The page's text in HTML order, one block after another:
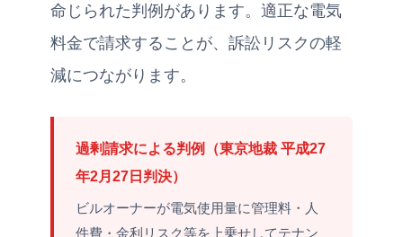
命じられた判例があります。適正な電気
料金で請求することが、訴訟リスクの軽
減につながります。
過剰請求による判例（東京地裁 平成27
年2月27日判決）
ビルオーナーが電気使用量に管理料・人
件費・金利リスク等を上乗せしてテナン